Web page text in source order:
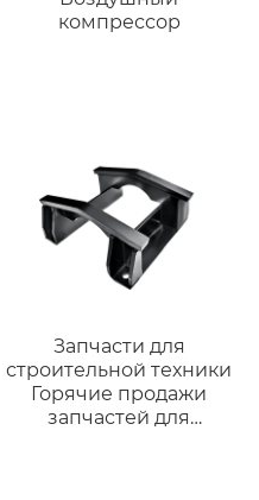
компрессор
Запчасти для
строительной техники
Горячие продажи
запчастей для